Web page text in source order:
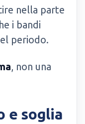
nella parte
i bandi
periodo.
, non una
e soglia